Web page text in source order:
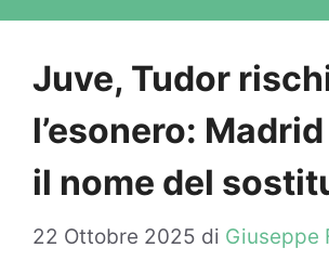
Juve, Tudor
l’esonero:
il nome del
22 Ottobre 2025 di Giuseppe